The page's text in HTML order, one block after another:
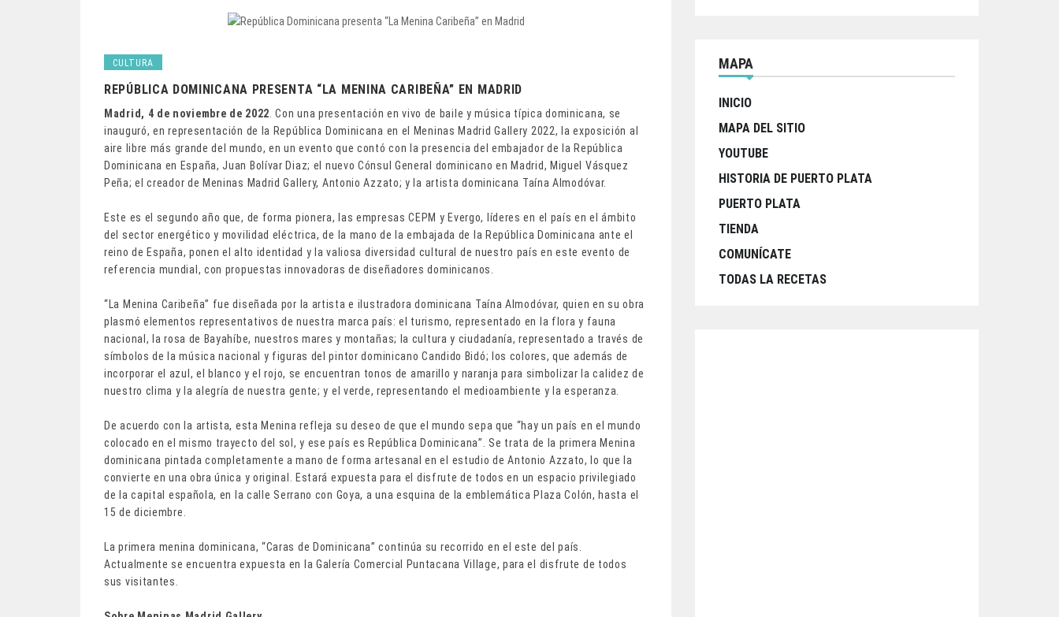
CULTURA
REPÚBLICA DOMINICANA PRESENTA “LA MENINA CARIBEÑA” EN MADRID
Madrid, 4 de noviembre de 2022. Con una presentación en vivo de baile y música típica dominicana, se
inauguró, en representación de la República Dominicana en el Meninas Madrid Gallery 2022, la exposición al
aire libre más grande del mundo, en un evento que contó con la presencia del embajador de la República
Dominicana en España, Juan Bolívar Diaz; el nuevo Cónsul General dominicano en Madrid, Miguel Vásquez
Peña; el creador de Meninas Madrid Gallery, Antonio Azzato; y la artista dominicana Taína Almodóvar.
Este es el segundo año que, de forma pionera, las empresas CEPM y Evergo, líderes en el país en el ámbito
del sector energético y movilidad eléctrica, de la mano de la embajada de la República Dominicana ante el
reino de España, ponen el alto identidad y la valiosa diversidad cultural de nuestro país en este evento de
referencia mundial, con propuestas innovadoras de diseñadores dominicanos.
“La Menina Caribeña” fue diseñada por la artista e ilustradora dominicana Taína Almodóvar, quien en su obra
plasmó elementos representativos de nuestra marca país: el turismo, representado en la flora y fauna
nacional, la rosa de Bayahíbe, nuestros mares y montañas; la cultura y ciudadanía, representado a través de
símbolos de la música nacional y figuras del pintor dominicano Candido Bidó; los colores, que además de
incorporar el azul, el blanco y el rojo, se encuentran tonos de amarillo y naranja para simbolizar la calidez de
nuestro clima y la alegría de nuestra gente; y el verde, representando el medioambiente y la esperanza.
De acuerdo con la artista, esta Menina refleja su deseo de que el mundo sepa que “hay un país en el mundo
colocado en el mismo trayecto del sol, y ese país es República Dominicana”. Se trata de la primera Menina
dominicana pintada completamente a mano de forma artesanal en el estudio de Antonio Azzato, lo que la
convierte en una obra única y original. Estará expuesta para el disfrute de todos en un espacio privilegiado
de la capital española, en la calle Serrano con Goya, a una esquina de la emblemática Plaza Colón, hasta el
15 de diciembre.
La primera menina dominicana, “Caras de Dominicana” continúa su recorrido en el este del país.
Actualmente se encuentra expuesta en la Galería Comercial Puntacana Village, para el disfrute de todos
sus visitantes.
MAPA
INICIO
MAPA DEL SITIO
YOUTUBE
HISTORIA DE PUERTO PLATA
PUERTO PLATA
TIENDA
COMUNÍCATE
TODAS LA RECETAS